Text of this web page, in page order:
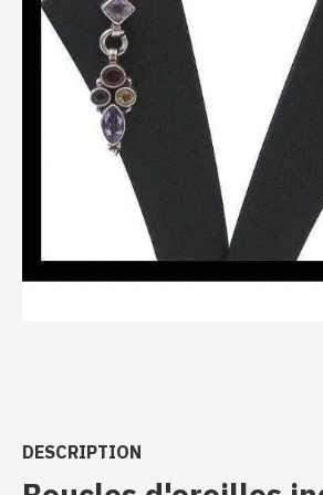
DESCRIPTION